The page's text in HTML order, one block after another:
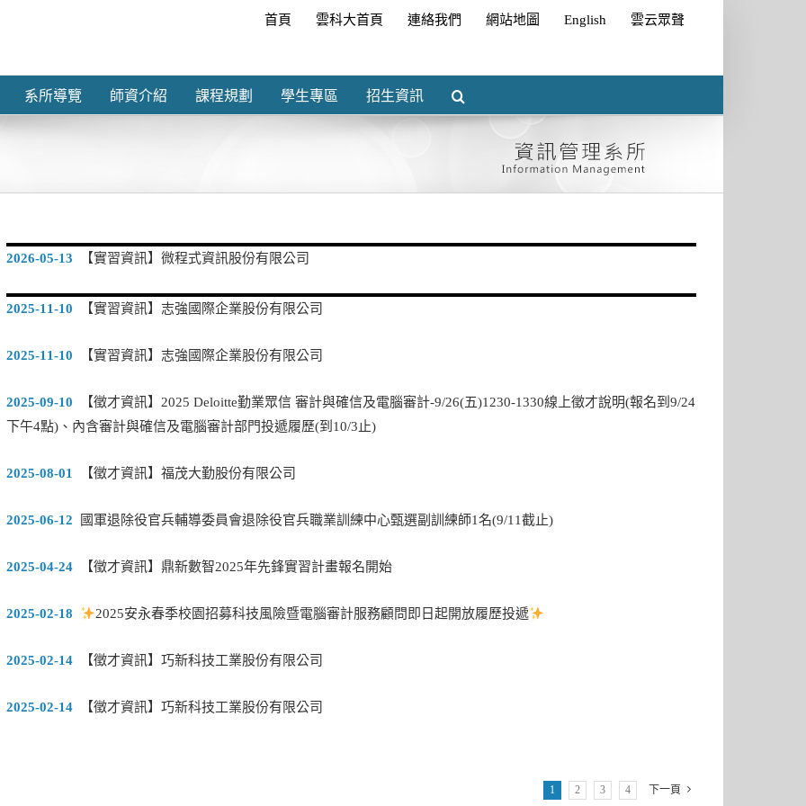
首頁 雲科大首頁 連絡我們 網站地圖 English 雲云眾聲
系所導覽 師資介紹 課程規劃 學生專區 招生資訊
2026-05-13 【實習資訊】微程式資訊股份有限公司
2025-11-10 【實習資訊】志強國際企業股份有限公司
2025-11-10 【實習資訊】志強國際企業股份有限公司
2025-09-10
【徵才資訊】2025 Deloitte勤業眾信 審計與確信及電腦審計-9/26(五)1230-1330線上徵才說明(報名到9/24
下午4點)、內含審計與確信及電腦審計部門投遞履歷(到10/3止)
2025-08-01 【徵才資訊】福茂大勤股份有限公司
2025-06-12 國軍退除役官兵輔導委員會退除役官兵職業訓練中心甄選副訓練師1名(9/11截止)
2025-04-24 【徵才資訊】鼎新數智2025年先鋒實習計畫報名開始
2025-02-18 2025安永春季校園招募科技風險暨電腦審計服務顧問 即日起開放履歷投遞
2025-02-14 【徵才資訊】巧新科技工業股份有限公司
2025-02-14 【徵才資訊】巧新科技工業股份有限公司
1 2 3 4 下一頁